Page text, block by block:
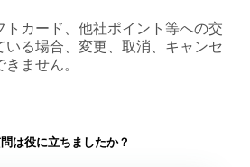
トカード、他社ポイント等への交
いる場合、変更、取消、キャンセ
ません。
は役に立ちましたか？